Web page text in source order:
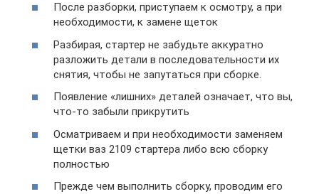
После разборки, приступаем к осмотру, а при
необходимости, к замене щеток
Разбирая, стартер не забудьте аккуратно
разложить детали в последовательности их
снятия, чтобы не запутаться при сборке.
Появление «лишних» деталей означает, что вы,
что-то забыли прикрутить
Осматриваем и при необходимости заменяем
щетки ваз 2109 стартера либо всю сборку
полностью
Прежде чем выполнить сборку, проводим его